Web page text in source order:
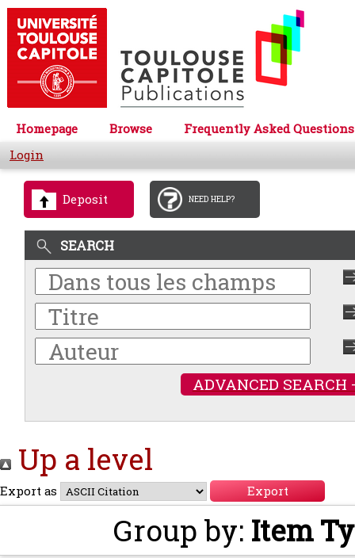
Homepage Browse
Frequently Asked Questions
Login
Deposit NEED HELP?
SEARCH
ADVANCED SEARCH
Up a level
Export as
Group by: Item